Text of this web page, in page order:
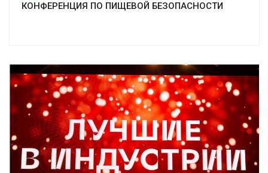
КОНФЕРЕНЦИЯ ПО ПИЩЕВОЙ БЕЗОПАСНОСТИ